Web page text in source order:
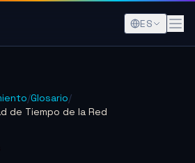
ES
/Glosario/
de Tiempo de la Red